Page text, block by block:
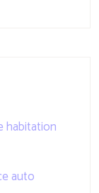
habitation
auto